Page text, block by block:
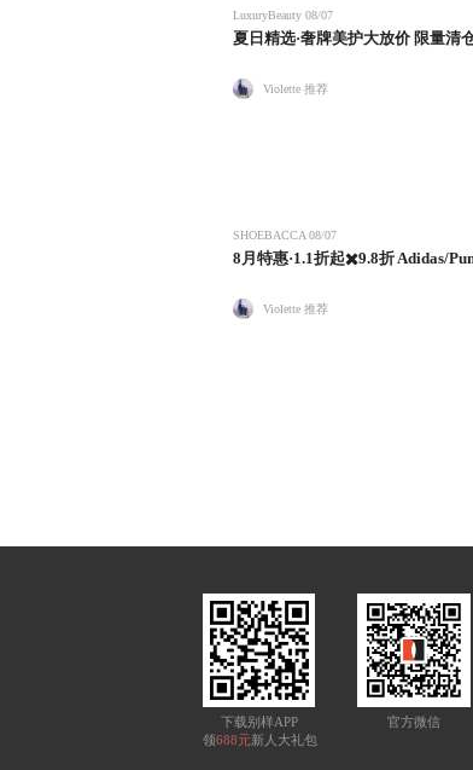
LuxuryBeauty 08/07
夏日精选·奢牌美护大放价 限量清
Violette 推荐
SHOEBACCA 08/07
8月特惠·1.1折起✖️9.8折 Adidas/
Violette 推荐
下载别样APP
领688元新人大礼包
官方微信